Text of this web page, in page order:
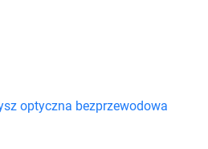
optyczna bezprzewodowa